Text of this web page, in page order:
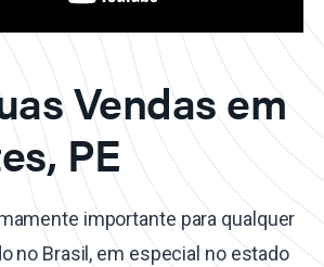
Vendas em
PE
importante para qualquer
no Brasil, em especial no estado